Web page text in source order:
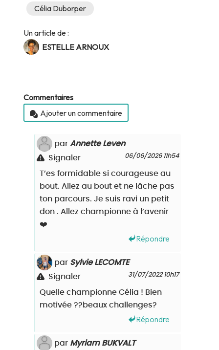
Célia Duborper
Un article de :
ESTELLE ARNOUX
Commentaires
Ajouter un commentaire
par Annette Leven
06/06/2026 11h54
Signaler
T’es formidable si courageuse au
bout. Allez au bout et ne lâche pas
ton parcours. Je suis ravi un petit
don . Allez championne à l’avenir
❤️
Répondre
par Sylvie LECOMTE
31/07/2022 10h17
Signaler
Quelle championne Célia ! Bien
motivée ??beaux challenges?
Répondre
par Myriam BUKVALT